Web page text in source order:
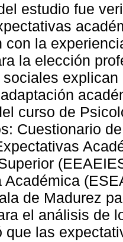
estudio fue
con la
la elección
explican
curso de
Cuestionario
Académica
de Madurez
el análisis de
que las